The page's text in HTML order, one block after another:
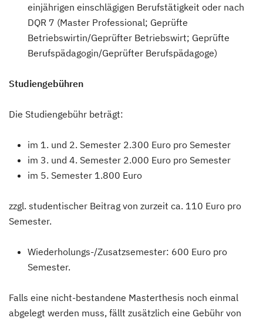
einjährigen einschlägigen Berufstätigkeit oder nach
DQR 7 (Master Professional; Geprüfte
Betriebswirtin/Geprüfter Betriebswirt; Geprüfte
Berufspädagogin/Geprüfter Berufspädagoge)
Studiengebühren
Die Studiengebühr beträgt:
im 1. und 2. Semester 2.300 Euro pro Semester
im 3. und 4. Semester 2.000 Euro pro Semester
im 5. Semester 1.800 Euro
zzgl. studentischer Beitrag von zurzeit ca. 110 Euro pro
Semester.
Wiederholungs-/Zusatzsemester: 600 Euro pro
Semester.
Falls eine nicht-bestandene Masterthesis noch einmal
abgelegt werden muss, fällt zusätzlich eine Gebühr von